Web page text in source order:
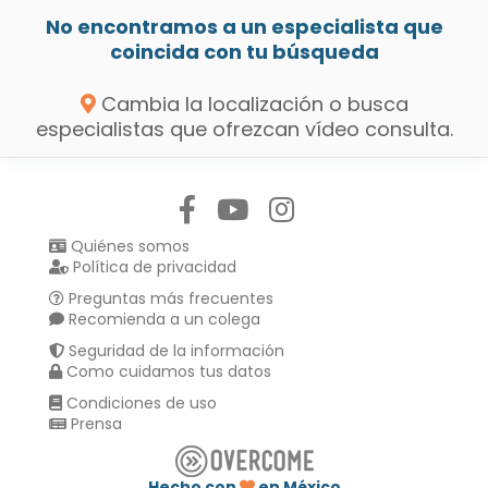
No encontramos a un especialista que
coincida con tu búsqueda
Cambia la localización o busca
especialistas que ofrezcan vídeo consulta.
Quiénes somos
Política de privacidad
Preguntas más frecuentes
Recomienda a un colega
Seguridad de la información
Como cuidamos tus datos
Condiciones de uso
Prensa